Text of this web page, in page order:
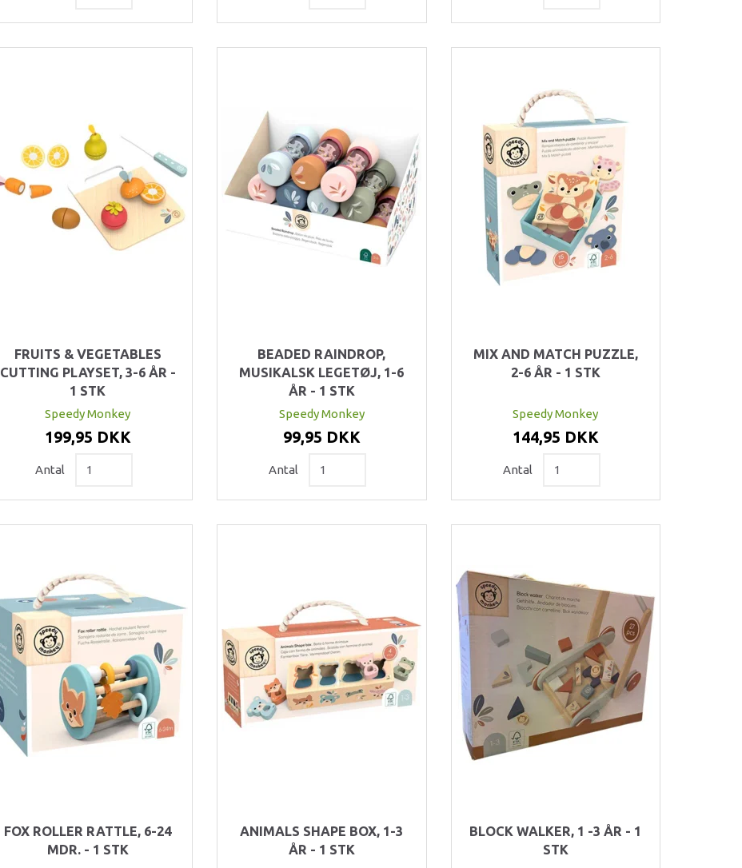
FRUITS & VEGETABLES
CUTTING PLAYSET, 3-6 ÅR -
1 STK
Speedy Monkey
199,95 DKK
Antal
BEADED RAINDROP,
MUSIKALSK LEGETØJ, 1-6
ÅR - 1 STK
Speedy Monkey
99,95 DKK
Antal
MIX AND MATCH PUZZLE,
2-6 ÅR - 1 STK
Speedy Monkey
144,95 DKK
Antal
FOX ROLLER RATTLE, 6-24
MDR. - 1 STK
ANIMALS SHAPE BOX, 1-3
ÅR - 1 STK
BLOCK WALKER, 1 -3 ÅR - 1
STK